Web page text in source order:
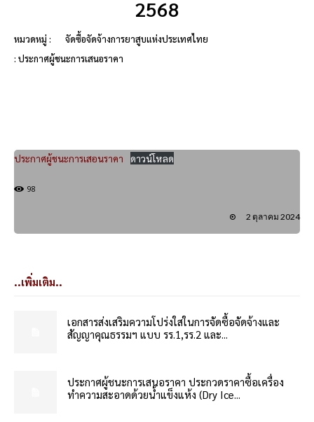
2568
หมวดหมู่ :
จัดซื้อจัดจ้างการยาสูบแห่งประเทศไทย
: ประกาศผู้ชนะการเสนอราคา
ประกาศผู้ชนะการเสอนราคา ดาวน์โหลด
98
2 ตุลาคม 2024
..เพิ่มเติม..
เอกสารส่งเสริมความโปร่งใสในการจัดซื้อจัดจ้างและ
สัญญาคุณธรรมฯ แบบ รร.1,รร.2 และ...
ประกาศผู้ชนะการเสนอราคา ประกวดราคาซื้อเครื่อง
ทำความสะอาดด้วยน้ำแข็งแห้ง (Dry Ice...